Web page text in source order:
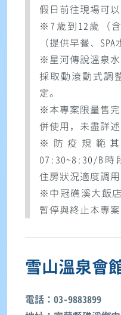
假日前往現場可以
※7歲到12歲（
（提供早餐、
※星河傳說溫泉
採取動滾動式調
定。
※本專案限量售
併使用，未盡詳
※防疫規範
07:30~8:30/B時
住房狀況適度調用
※中冠礁溪大飯
暫停與終止本專案
雪山溫泉會
電話：03-9883899